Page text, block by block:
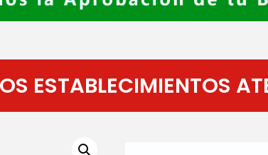
ESTABLECIMIENTOS